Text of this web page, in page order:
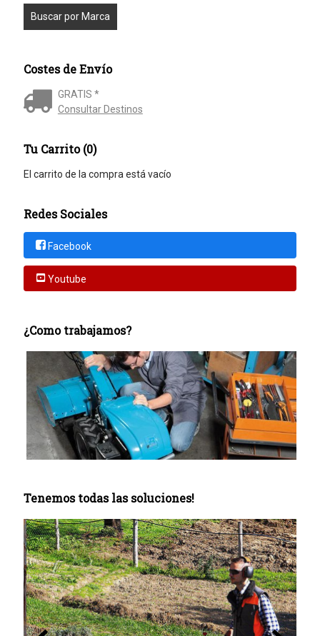
Costes de Envío
GRATIS *
Consultar Destinos
Tu Carrito (0)
El carrito de la compra está vacío
Redes Sociales
Facebook
Youtube
¿Como trabajamos?
Tenemos todas las soluciones!